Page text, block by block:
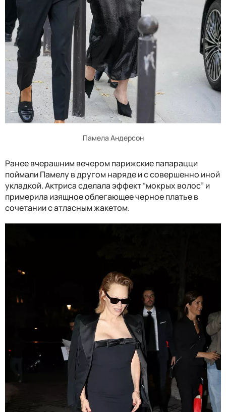
Памела Андерсон
Ранее вчерашним вечером парижские папарацци
поймали Памелу в другом наряде и с совершенно иной
укладкой. Актриса сделала эффект “мокрых волос” и
примерила изящное облегающее черное платье в
сочетании с атласным жакетом.